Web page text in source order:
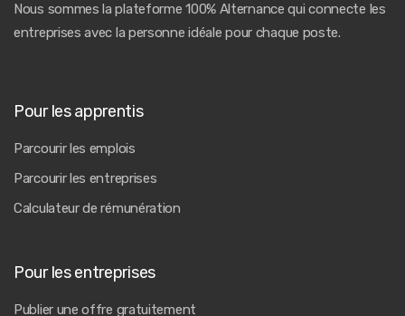
Nous sommes la plateforme 100% Alternance qui connecte les
entreprises avec la personne idéale pour chaque poste.
Pour les apprentis
Parcourir les emplois
Parcourir les entreprises
Calculateur de rémunération
Pour les entreprises
Publier une offre gratuitement